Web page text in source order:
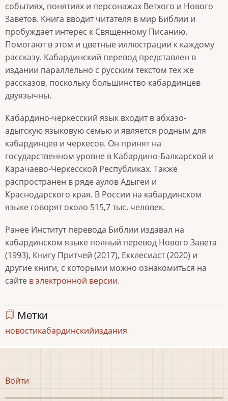
событиях, понятиях и персонажах Ветхого и Нового
Заветов. Книга вводит читателя в мир Библии и
пробуждает интерес к Священному Писанию.
Помогают в этом и цветные иллюстрации к каждому
рассказу. Кабардинский перевод представлен в
издании параллельно с русским текстом тех же
рассказов, поскольку большинство кабардинцев
двуязычны.
Кабардино-черкесский язык входит в абхазо-
адыгскую языковую семью и является родным для
кабардинцев и черкесов. Он принят на
государственном уровне в Кабардино-Балкарской и
Карачаево-Черкесской Республиках. Также
распространен в ряде аулов Адыгеи и
Краснодарского края. В России на кабардинском
языке говорят около 515,7 тыс. человек.
Ранее Институт перевода Библии издавал на
кабардинском языке полный перевод Нового Завета
(1993), Книгу Притчей (2017), Екклесиаст (2020) и
другие книги, с которыми можно ознакомиться на
сайте в электронной версии.
Метки
новостикабардинскийиздания
Меню
Войти